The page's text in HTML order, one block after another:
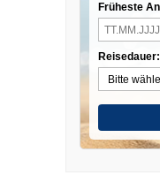
Früheste
Reisedauer: